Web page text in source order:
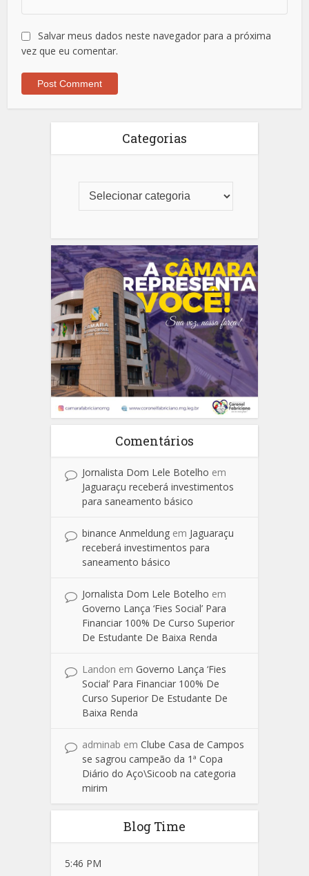
Salvar meus dados neste navegador para a próxima
vez que eu comentar.
Categorias
Comentários
Jornalista Dom Lele Botelho em
Jaguaraçu receberá investimentos
para saneamento básico
binance Anmeldung em Jaguaraçu
receberá investimentos para
saneamento básico
Jornalista Dom Lele Botelho em
Governo Lança ‘Fies Social’ Para
Financiar 100% De Curso Superior
De Estudante De Baixa Renda
Landon em Governo Lança ‘Fies
Social’ Para Financiar 100% De
Curso Superior De Estudante De
Baixa Renda
adminab em Clube Casa de Campos
se sagrou campeão da 1ª Copa
Diário do Aço\Sicoob na categoria
mirim
Blog Time
5:46 PM